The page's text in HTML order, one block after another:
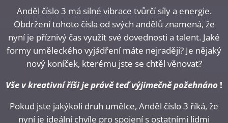
Anděl číslo 3 má silné vibrace tvůrčí síly a energie.
Obdržení tohoto čísla od svých andělů znamená, že
nyní je příznivý čas využít své dovednosti a talent. Jaké
formy uměleckého vyjádření máte nejraději? Je nějaký
nový koníček, kterému jste se chtěl věnovat?
Vše v kreativní říši je právě teď výjimečně požehnáno !
Pokud jste jakýkoli druh umělce, Anděl číslo 3 říká, že
nyní je ideální chvíle pro spojení s ostatními lidmi